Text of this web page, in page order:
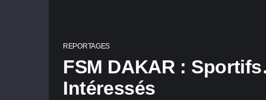
REPORTAGES
FSM DAKAR :
Intéressés